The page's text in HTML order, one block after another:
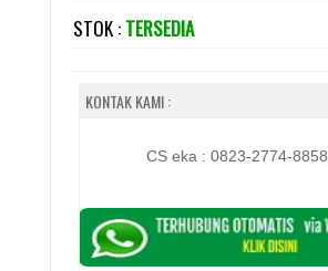
STOK : TERSEDIA
KONTAK KAMI :
CS eka : 0823-2774-8858